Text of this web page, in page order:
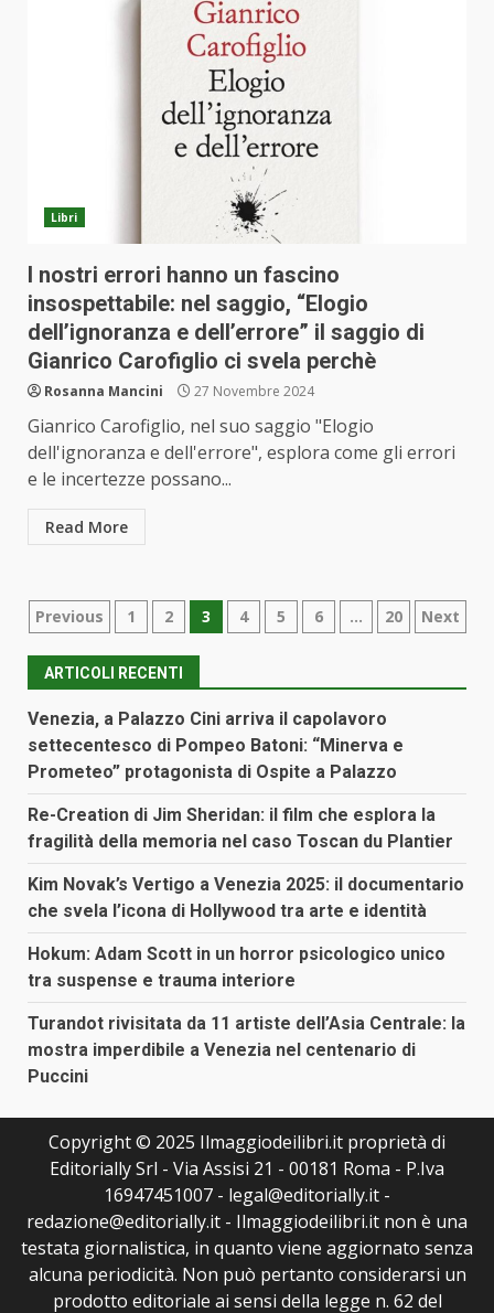
Libri
I nostri errori hanno un fascino
insospettabile: nel saggio, “Elogio
dell’ignoranza e dell’errore” il saggio di
Gianrico Carofiglio ci svela perchè
Rosanna Mancini 27 Novembre 2024
Gianrico Carofiglio, nel suo saggio "Elogio
dell'ignoranza e dell'errore", esplora come gli errori
e le incertezze possano...
Read More
Paginazione
degli
articoli
Previous 1 2 3 4 5 6 … 20 Next
ARTICOLI RECENTI
Venezia, a Palazzo Cini arriva il capolavoro
settecentesco di Pompeo Batoni: “Minerva e
Prometeo” protagonista di Ospite a Palazzo
Re-Creation di Jim Sheridan: il film che esplora la
fragilità della memoria nel caso Toscan du Plantier
Kim Novak’s Vertigo a Venezia 2025: il documentario
che svela l’icona di Hollywood tra arte e identità
Hokum: Adam Scott in un horror psicologico unico
tra suspense e trauma interiore
Turandot rivisitata da 11 artiste dell’Asia Centrale: la
mostra imperdibile a Venezia nel centenario di
Puccini
Copyright © 2025 Ilmaggiodeilibri.it proprietà di
Editorially Srl - Via Assisi 21 - 00181 Roma - P.Iva
16947451007 - legal@editorially.it -
redazione@editorially.it - Ilmaggiodeilibri.it non è una
testata giornalistica, in quanto viene aggiornato senza
alcuna periodicità. Non può pertanto considerarsi un
prodotto editoriale ai sensi della legge n. 62 del